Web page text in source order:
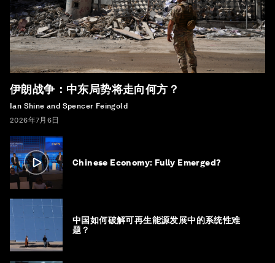
伊朗战争：中东局势将走向何方？
Ian Shine and Spencer Feingold
2026年7月6日
Chinese Economy: Fully Emerged?
中国如何破解可再生能源发展中的系统性难
题？